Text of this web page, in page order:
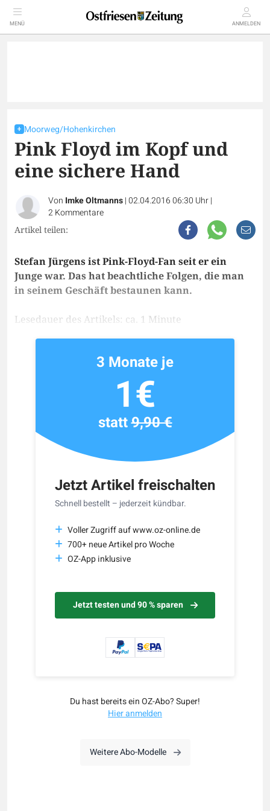
MENÜ ANMELDEN
Moorweg/Hohenkirchen
Pink Floyd im Kopf und
eine sichere Hand
Von Imke Oltmanns|02.04.2016 06:30 Uhr|
2Kommentare
Artikel teilen:
Stefan Jürgens ist Pink-Floyd-Fan seit er ein
Junge war. Das hat beachtliche Folgen, die man
in seinem Geschäft bestaunen kann.
Lesedauer des Artikels: ca. 1 Minute
Jetzt Artikel freischalten
Schnell bestellt – jederzeit kündbar.
Voller Zugriff auf www.oz-online.de
700+ neue Artikel pro Woche
OZ-App inklusive
Jetzt testen und 90 % sparen
3 Monate je
1€
statt9,90 €
Du hast bereits ein OZ-Abo? Super!
Hier anmelden
Weitere Abo-Modelle